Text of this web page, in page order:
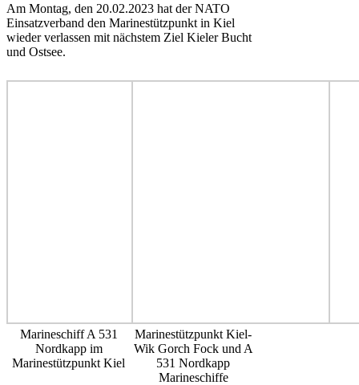
Am Montag, den 20.02.2023 hat der NATO
Einsatzverband den Marinestützpunkt in Kiel
wieder verlassen mit nächstem Ziel Kieler Bucht
und Ostsee.
Marineschiff A 531
Nordkapp im
Marinestützpunkt Kiel
Marinestützpunkt Kiel-
Wik Gorch Fock und A
531 Nordkapp
Marineschiffe